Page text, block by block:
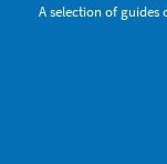
A selection of guides